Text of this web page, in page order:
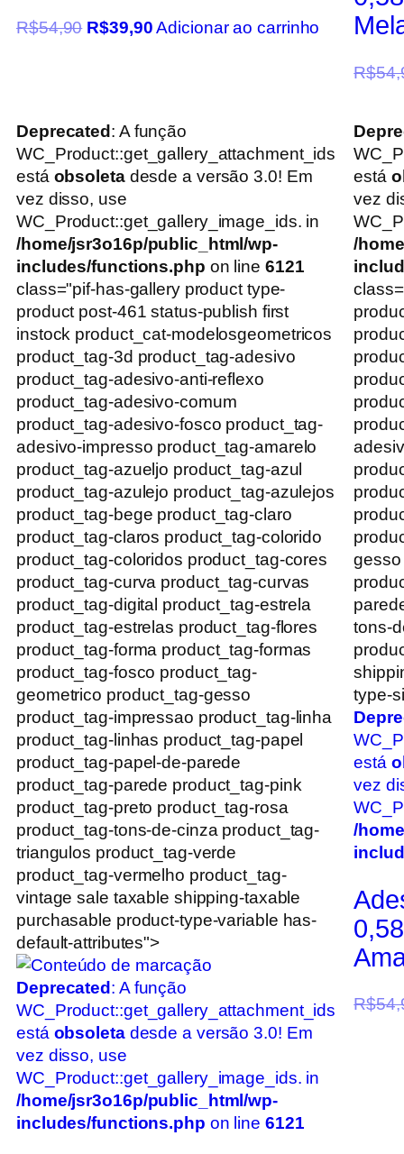
R$54,90 R$39,90 Adicionar ao carrinho
R$
Deprecated : A função
WC_Product::get_gallery_attachment_ids
está obsoletadesde a versão 3.0! Em
vez disso, use
WC_Product::get_gallery_image_ids. in
/home/jsr3o16p/public_html/wp-
includes/functions.php on line 6121
class="pif-has-gallery product type-
product post-461 status-publish first
instock product_cat-modelosgeometricos
product_tag-3d product_tag-adesivo
product_tag-adesivo-anti-reflexo
product_tag-adesivo-comum
product_tag-adesivo-fosco product_tag-
adesivo-impresso product_tag-amarelo
product_tag-azueljo product_tag-azul
product_tag-azulejo product_tag-azulejos
product_tag-bege product_tag-claro
product_tag-claros product_tag-colorido
product_tag-coloridos product_tag-cores
product_tag-curva product_tag-curvas
product_tag-digital product_tag-estrela
product_tag-estrelas product_tag-flores
product_tag-forma product_tag-formas
product_tag-fosco product_tag-
geometrico product_tag-gesso
product_tag-impressao product_tag-linha
product_tag-linhas product_tag-papel
product_tag-papel-de-parede
product_tag-parede product_tag-pink
product_tag-preto product_tag-rosa
product_tag-tons-de-cinza product_tag-
triangulos product_tag-verde
product_tag-vermelho product_tag-
vintage sale taxable shipping-taxable
purchasable product-type-variable has-
default-attributes">
Deprecated : A função
WC_Product::get_gallery_attachment_ids
está obsoletadesde a versão 3.0! Em
vez disso, use
WC_Product::get_gallery_image_ids. in
/home/jsr3o16p/public_html/wp-
includes/functions.php on line 6121
está
vez
/
tons-
type-
está
vez
/
R$